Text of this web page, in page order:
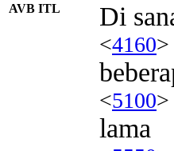
AVB ITL Di
<4160>
<5100>
lama